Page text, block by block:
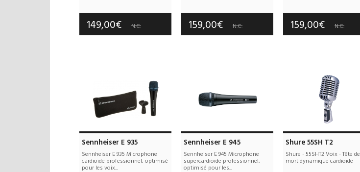
Garantie :2 an(s)
149,00€ N.C.
Garantie :3 an(s)
159,00€ N.C.
Garantie :2 an(s)
159,00€ N.C.
Sennheiser E 935
Sennheiser E 935 Microphone
cardioïde professionnel, optimisé
pour les voix...
Sennheiser E 945
Sennheiser E 945 Microphone
supercardioïde professionnel,
optimisé pour les...
Shure 55SH T2
Shure - 55SHT2 Voix - Tête de
mort dynamique cardioïde